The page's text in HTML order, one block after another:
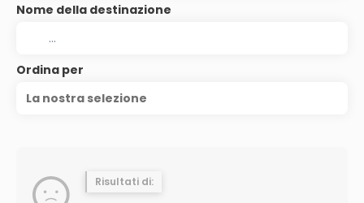
Nome della destinazione
Ordina per
La nostra selezione
Risultati di: